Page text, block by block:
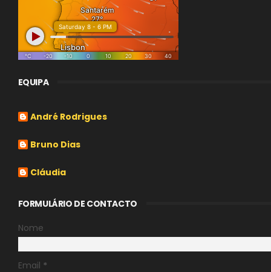
EQUIPA
André Rodrigues
Bruno Dias
Cláudia
FORMULÁRIO DE CONTACTO
Nome
Email *